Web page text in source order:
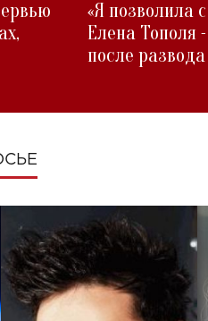
«Я позволила
Елена Тополя
после развода